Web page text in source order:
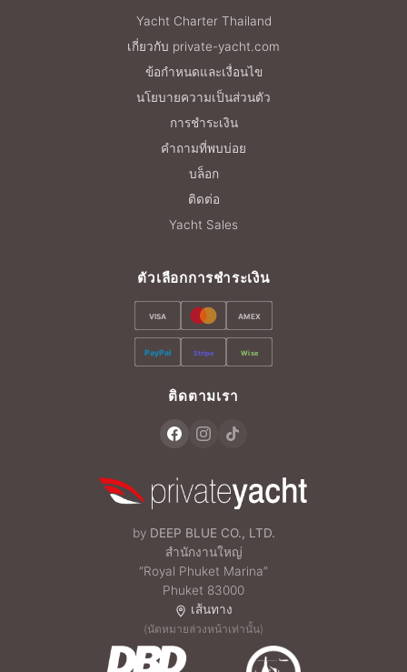
Yacht Charter Thailand
เกี่ยวกับ private-yacht.com
ข้อกำหนดและเงื่อนไข
นโยบายความเป็นส่วนตัว
การชำระเงิน
คำถามที่พบบ่อย
บล็อก
ติดต่อ
Yacht Sales
ตัวเลือกการชำระเงิน
VISA AMEX
PayPal Stripe Wise
ติดตามเรา
by DEEP BLUE CO., LTD.
สำนักงานใหญ่
“Royal Phuket Marina”
Phuket 83000
เส้นทาง
(นัดหมายล่วงหน้าเท่านั้น)